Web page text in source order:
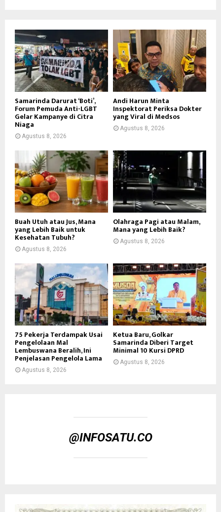
Samarinda Darurat ‘Boti’,
Forum Pemuda Anti-LGBT
Gelar Kampanye di Citra
Niaga
Agustus 8, 2026
Andi Harun Minta
Inspektorat Periksa Dokter
yang Viral di Medsos
Agustus 8, 2026
Buah Utuh atau Jus, Mana
yang Lebih Baik untuk
Kesehatan Tubuh?
Agustus 8, 2026
Olahraga Pagi atau Malam,
Mana yang Lebih Baik?
Agustus 8, 2026
75 Pekerja Terdampak Usai
Pengelolaan Mal
Lembuswana Beralih, Ini
Penjelasan Pengelola Lama
Agustus 8, 2026
Ketua Baru, Golkar
Samarinda Diberi Target
Minimal 10 Kursi DPRD
Agustus 8, 2026
@INFOSATU.CO